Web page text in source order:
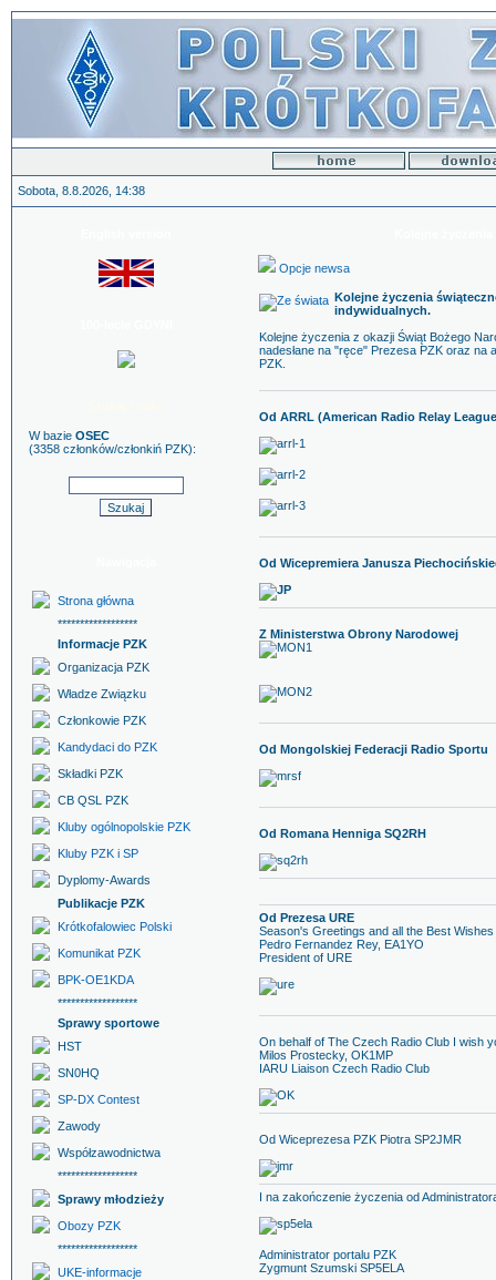
Sobota, 8.8.2026, 14:38
W bazie OSEC
(3358 członków/członkiń PZK):
Strona główna
******************
Informacje PZK
Organizacja PZK
Władze Związku
Członkowie PZK
Kandydaci do PZK
Składki PZK
CB QSL PZK
Kluby ogólnopolskie PZK
Kluby PZK i SP
Dyplomy-Awards
Publikacje PZK
Krótkofalowiec Polski
Komunikat PZK
BPK-OE1KDA
******************
Sprawy sportowe
HST
SN0HQ
SP-DX Contest
Zawody
Współzawodnictwa
******************
Sprawy młodzieży
Obozy PZK
******************
UKE-informacje
Opcje newsa
Kolejne życzenia
indywidualnych.
Kolejne życzenia z okazji Świąt Bożego
nadesłane na "ręce" Prezesa PZK oraz na
PZK.
Od ARRL (American Radio Relay
Od Wicepremiera Janusza
Z Ministerstwa Obrony Narodowej
Od Mongolskiej Federacji Radio Sportu
Od Romana Henniga SQ2RH
Od Prezesa URE
Season's Greetings and all the Best
Pedro Fernandez Rey, EA1YO
President of URE
On behalf of The Czech Radio Club I wish
Milos Prostecky, OK1MP
IARU Liaison Czech Radio Club
Od Wiceprezesa PZK Piotra SP2JMR
I na zakończenie życzenia od
Administrator portalu PZK
Zygmunt Szumski SP5ELA